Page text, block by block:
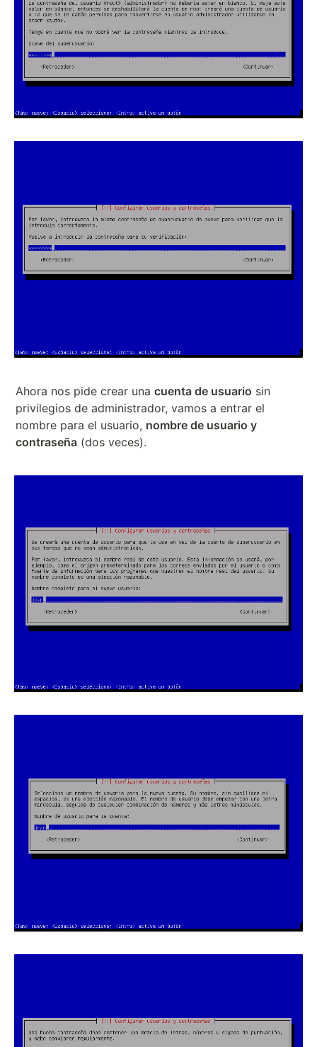
Ahora nos pide crear una cuenta de usuario sin
privilegios de administrador, vamos a entrar el
nombre para el usuario, nombre de usuario y
contraseña (dos veces).